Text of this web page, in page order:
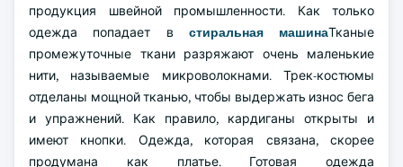
продукция швейной промышленности. Как только
одежда попадает в стиральная машинаТканые
промежуточные ткани разряжают очень маленькие
нити, называемые микроволокнами. Трек-костюмы
отделаны мощной тканью, чтобы выдержать износ бега
и упражнений. Как правило, кардиганы открыты и
имеют кнопки. Одежда, которая связана, скорее
продумана как платье. Готовая одежда